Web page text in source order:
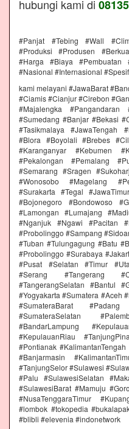
hubungi kami di
#Panjat #Tebing #Wall
#Produksi #Produsen
#Harga #Biaya #Pembuatan
#Nasional #Internasional
kami melayani #JawaBarat
#Ciamis #Cianjur #Cirebon
#Majalengka #Pangandaran
#Sumedang #Banjar #Bekasi
#Tasikmalaya #JawaTengah
#Blora #Boyolali #Brebes
#Karanganyar #Kebumen
#Pekalongan #Pemalang
#Semarang #Sragen
#Wonosobo #Magelang
#Surakarta #Tegal
#Bojonegoro #Bondowoso
#Lamongan #Lumajang
#Nganjuk #Ngawi #Pacitan
#Probolinggo #Sampang
#Tuban #Tulungagung #Batu
#Probolinggo #Surabaya
#Pusat #Selatan #Timur
#Serang #Tangerang
#TangerangSelatan #Bantul
#Yogyakarta #Sumatera #Aceh
#SumateraBarat
#SumateraSelatan
#BandarLampung
#KepulauanRiau
#Pontianak
#Banjarmasin
#TanjungSelor #Sulawesi
#Palu #SulawesiSelatan
#SulawesiBarat #Mamuju
#NusaTenggaraTimur
#lombok #tokopedia
#blibli #elevenia #indonetwork